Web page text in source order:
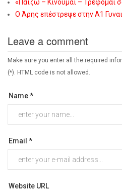
«Παίζω – Κινούμαι – Τρέφομαι
Ο Άρης επέστρεψε στην Α1
Leave a comment
Make sure you enter all the required
(*). HTML code is not allowed.
Name *
Email *
Website URL